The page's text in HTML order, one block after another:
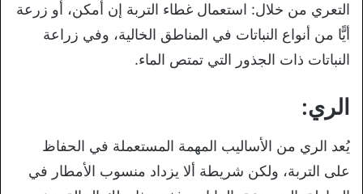
التعري من خلال: استعمال غطاء التربة إن أمكن، أو زرعة
أيًّا من أنواع النباتات في المناطق الخالية، وفي زراعة
النباتات ذات الجذور التي تمتص الماء.
الري:
يُعد الري من الأساليب المهمة المستعملة في الحفاظ
على التربة، ولكن شريطة ألا يزداد منسوب الأمطار في